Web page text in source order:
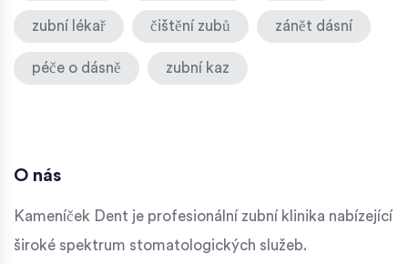
zubní lékař čištění zubů zánět dásní
péče o dásně zubní kaz
O nás
Kameníček Dent je profesionální zubní klinika nabízející
široké spektrum stomatologických služeb.